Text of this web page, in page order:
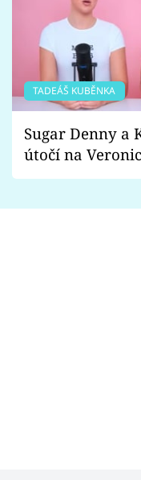
TADEÁŠ KUBĚNKA
Sugar Denny a
útočí na
Proč je podle